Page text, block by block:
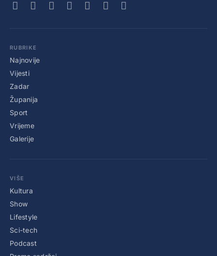
RUBRIKE
Najnovije
Vijesti
Zadar
Županija
Sport
Vrijeme
Galerije
VIŠE
Kultura
Show
Lifestyle
Sci-tech
Podcast